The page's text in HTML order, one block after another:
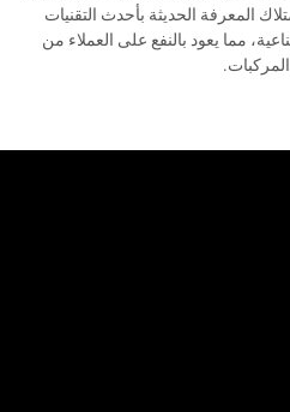
المعرفة الحديثة بأحدث التقنيات
مما يعود بالنفع على العملاء من